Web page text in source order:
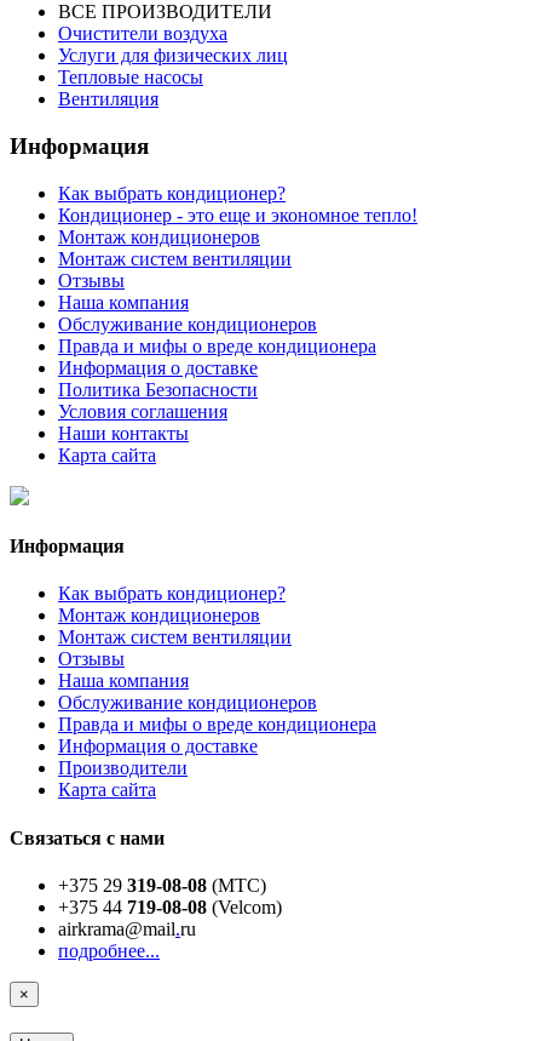
ВСЕ ПРОИЗВОДИТЕЛИ
Очистители воздуха
Услуги для физических лиц
Тепловые насосы
Вентиляция
Информация
Как выбрать кондиционер?
Кондиционер - это еще и экономное тепло!
Монтаж кондиционеров
Монтаж систем вентиляции
Отзывы
Наша компания
Обслуживание кондиционеров
Правда и мифы о вреде кондиционера
Информация о доставке
Политика Безопасности
Условия соглашения
Наши контакты
Карта сайта
Информация
Как выбрать кондиционер?
Монтаж кондиционеров
Монтаж систем вентиляции
Отзывы
Наша компания
Обслуживание кондиционеров
Правда и мифы о вреде кондиционера
Информация о доставке
Производители
Карта сайта
Связаться с нами
+375 29 319-08-08 (МТС)
+375 44 719-08-08 (Velcom)
airkrama@mail.ru
подробнее...
×